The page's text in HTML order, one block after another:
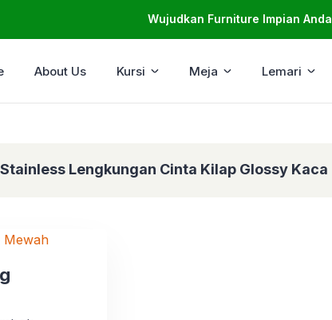
Wujudkan Furniture Impian Anda
About Us Kursi Meja Lemari
Lengkungan Cinta Kilap Glossy Kaca